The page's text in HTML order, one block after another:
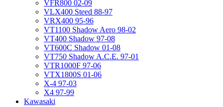
VFR800 02-09
VLX400 Steed 88-97
VRX400 95-96
VT1100 Shadow Aero 98-02
VT400 Shadow 97-08
VT600C Shadow 01-08
VT750 Shadow A.C.E. 97-01
VTR1000F 97-06
VTX1800S 01-06
X-4 97-03
X4 97-99
Kawasaki